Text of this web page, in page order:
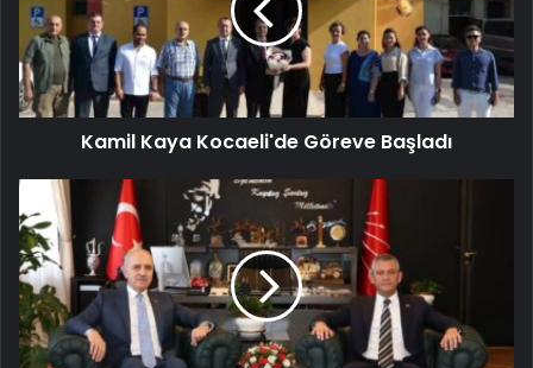
Kamil Kaya Kocaeli'de Göreve Başladı